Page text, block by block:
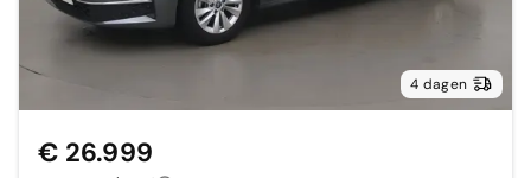
4 dagen
€ 26.999